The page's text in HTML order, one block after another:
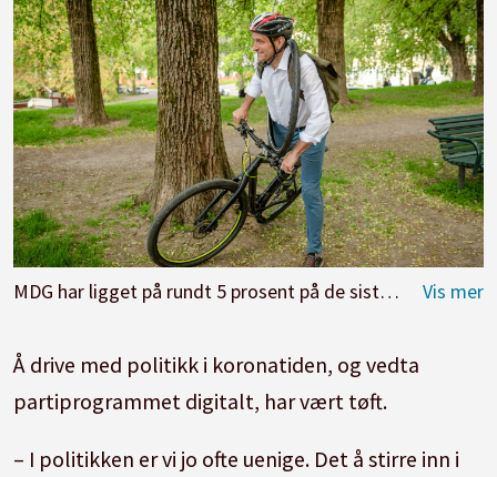
MDG har ligget på rundt 5 prosent på de siste målingene og Hermstad går for stortingsplass til høsten.
Å drive med politikk i koronatiden, og vedta
partiprogrammet digitalt, har vært tøft.
– I politikken er vi jo ofte uenige. Det å stirre inn i